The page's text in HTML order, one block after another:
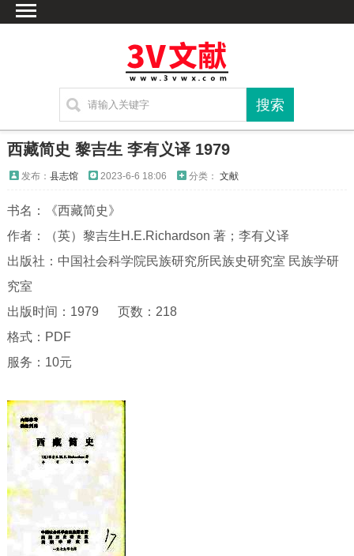
方志
新编方志
联系方式
西藏简史 黎吉生 李有义译 1979
发布： 县志馆 2023-6-6 18:06 分类： 文献
书名：《西藏简史》
作者：（英）黎吉生H.E.Richardson 著；李有义译
出版社：中国社会科学院民族研究所民族史研究室 民族学研
究室
出版时间：1979 页数：218
格式：PDF
服务：10元